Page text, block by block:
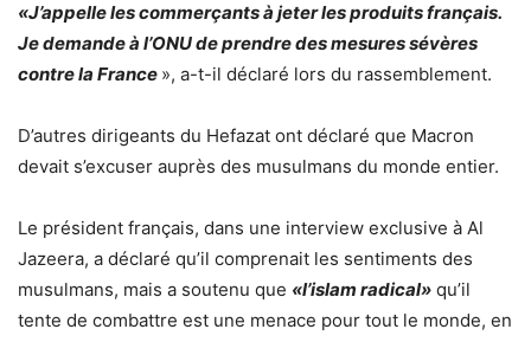
«J’appelle les commerçants à jeter les produits français.
Je demande à l’ONU de prendre des mesures sévères
contre la France », a-t-il déclaré lors du rassemblement.
D’autres dirigeants du Hefazat ont déclaré que Macron
devait s’excuser auprès des musulmans du monde entier.
Le président français, dans une interview exclusive à Al
Jazeera, a déclaré qu’il comprenait les sentiments des
musulmans, mais a soutenu que «l’islam radical» qu’il
tente de combattre est une menace pour tout le monde, en